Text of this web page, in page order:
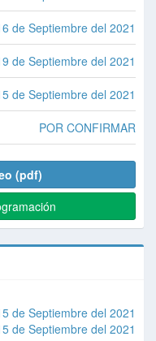
de Septiembre del 2021
de Septiembre del 2021
de Septiembre del 2021
POR CONFIRMAR
(pdf)
de Septiembre del 2021
de Septiembre del 2021